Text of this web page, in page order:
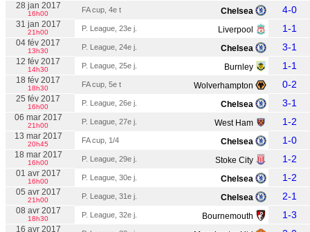
28 jan 2017
16h00 FA cup, 4e t Chelsea 4-0
31 jan 2017
21h00 P. League, 23e j. Liverpool 1-1
04 fév 2017
13h30 P. League, 24e j. Chelsea 3-1
12 fév 2017
14h30 P. League, 25e j. Burnley 1-1
18 fév 2017
18h30 FA cup, 5e t Wolverhampton 0-2
25 fév 2017
16h00 P. League, 26e j. Chelsea 3-1
06 mar 2017
21h00 P. League, 27e j. West Ham 1-2
13 mar 2017
20h45 FA cup, 1/4 Chelsea 1-0
18 mar 2017
16h00 P. League, 29e j. Stoke City 1-2
01 avr 2017
16h00 P. League, 30e j. Chelsea 1-2
05 avr 2017
21h00 P. League, 31e j. Chelsea 2-1
08 avr 2017
18h30 P. League, 32e j. Bournemouth 1-3
16 avr 2017